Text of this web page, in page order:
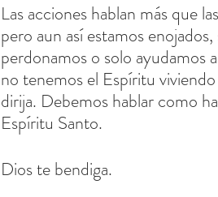
Las acciones hablan más que
pero aun así estamos
perdonamos o solo ayudamos
no tenemos el Espíritu
dirija. Debemos hablar como
Espíritu Santo.
Dios te bendiga.